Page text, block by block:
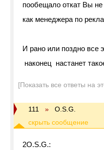
пообещало откат Вы
как менеджера по
И рано или поздно все
наконец настанет
[Показать все ответы на
111 » O.S.G.
2O.S.G.: